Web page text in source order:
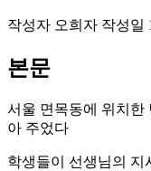
작성자 오희자 작성일
본문
서울 면목동에 위치한
아 주었다
학생들이 선생님의 지